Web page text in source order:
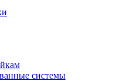
системы